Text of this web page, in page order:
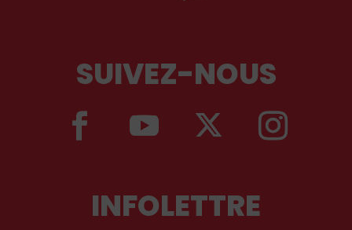
SUIVEZ-NOUS
INFOLETTRE